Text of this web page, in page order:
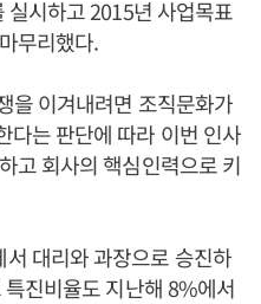
시하고 2015년 사업목표
무리했다.
을 이겨내려면 조직문화가
다는 판단에 따라 이번 인사
고 회사의 핵심인력으로 키
대리와 과장으로 승진하
진비율도 지난해 8%에서